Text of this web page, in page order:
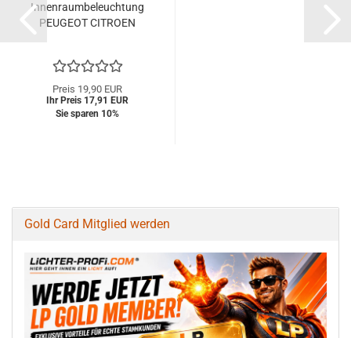
Innenraumbeleuchtung
PEUGEOT CITROEN
Preis 19,90 EUR
Ihr Preis 17,91 EUR
Sie sparen 10%
Gold Card Mitglied werden